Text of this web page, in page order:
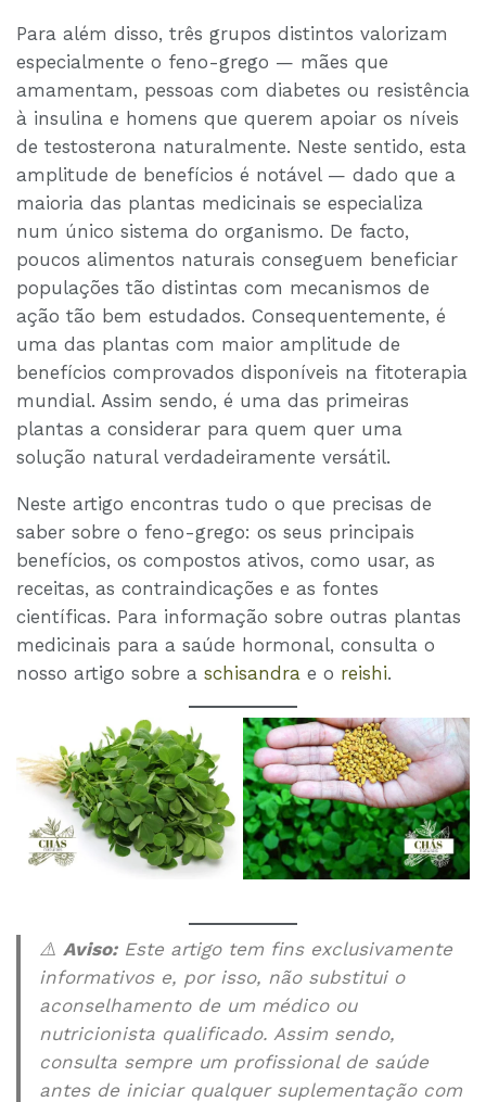
Para além disso, três grupos distintos valorizam
especialmente o feno-grego — mães que
amamentam, pessoas com diabetes ou resistência
à insulina e homens que querem apoiar os níveis
de testosterona naturalmente. Neste sentido, esta
amplitude de benefícios é notável — dado que a
maioria das plantas medicinais se especializa
num único sistema do organismo. De facto,
poucos alimentos naturais conseguem beneficiar
populações tão distintas com mecanismos de
ação tão bem estudados. Consequentemente, é
uma das plantas com maior amplitude de
benefícios comprovados disponíveis na fitoterapia
mundial. Assim sendo, é uma das primeiras
plantas a considerar para quem quer uma
solução natural verdadeiramente versátil.
Neste artigo encontras tudo o que precisas de
saber sobre o feno-grego: os seus principais
benefícios, os compostos ativos, como usar, as
receitas, as contraindicações e as fontes
científicas. Para informação sobre outras plantas
medicinais para a saúde hormonal, consulta o
nosso artigo sobre a schisandra e o reishi.
⚠️ Aviso:Este artigo tem fins exclusivamente
informativos e, por isso, não substitui o
aconselhamento de um médico ou
nutricionista qualificado. Assim sendo,
consulta sempre um profissional de saúde
antes de iniciar qualquer suplementação com